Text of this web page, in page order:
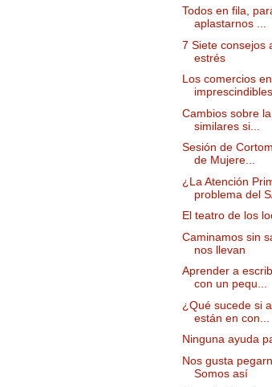
Todos en fila,
aplastarnos ...
7 Siete consejos
estrés
Los comercios
imprescindibles
Cambios sobre
similares si...
Sesión de
de Mujere...
¿La Atención
problema del
El teatro de los
Caminamos sin
nos llevan
Aprender a
con un pequ...
¿Qué sucede si
están en con...
Ninguna ayuda
Nos gusta
Somos así